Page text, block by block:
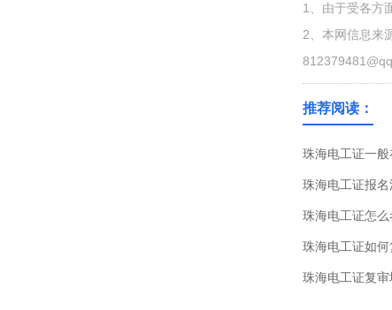
1、由于受各方
2、本网信息来
推荐阅读：
珠海电工证一般
珠海电工证报
珠海电工证怎
珠海电工证如
珠海电工证复审